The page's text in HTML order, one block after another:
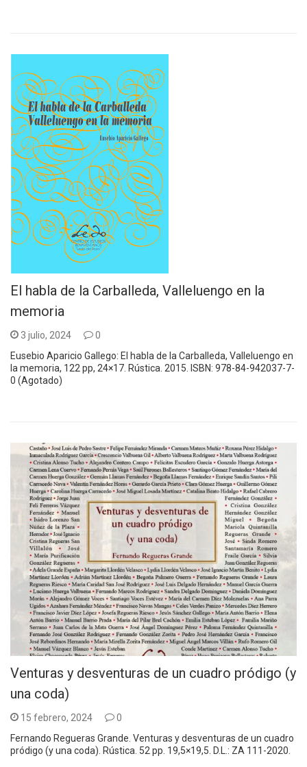
El habla de la Carballeda, Valleluengo en la
memoria
3 julio, 2024
0
Eusebio Aparicio Gallego: El habla de la Carballeda, Valleluengo en
la memoria, 122 pp, 24×17. Rústica. 2015. ISBN: 978-84-942037-7-
0 (Agotado)
Venturas y desventuras de un cuadro pródigo (y
una coda)
15 febrero, 2024
0
Fernando Regueras Grande. Venturas y desventuras de un cuadro
pródigo (y una coda). Rústica. 52 pp. 19,5×19,5. D.L.: ZA 111-2020.